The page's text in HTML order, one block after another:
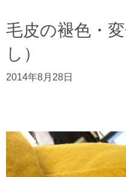
毛皮の褪色・
し）
2014年8月28日